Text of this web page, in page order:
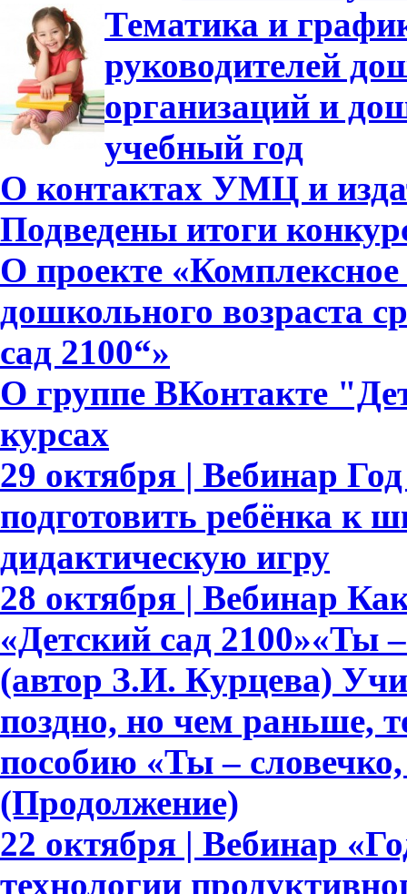
Тематика и
руководителей
организаций и
учебный год
О контактах УМЦ и
Подведены итоги
О проекте «Комплексное
дошкольного возраста
сад 2100“»
О группе ВКонтакте
курсах
29 октября | Вебинар
подготовить ребёнка к
дидактическую игру
28 октября | Вебинар
«Детский сад 2100»«Ты
(автор З.И. Курцева)
поздно, но чем раньше,
пособию «Ты –
(Продолжение)
22 октября | Вебинар
технологии